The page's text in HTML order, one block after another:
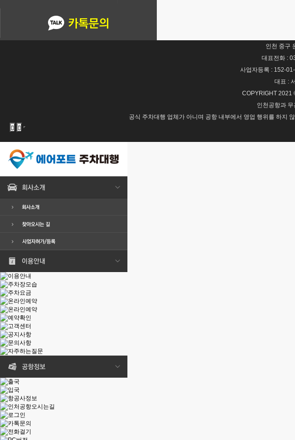
인천 중구
대표전화 :
사업자등록 : 152-
대표 :
COPYRIGHT 2021
인천공항과
공식 주차대행 업체가 아니며 공항 내부에서 영업 행위를 하지